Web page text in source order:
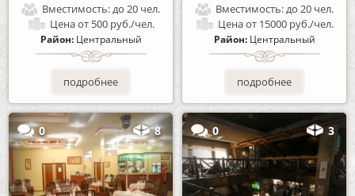
Вместимость:до 20 чел.
Ценаот 500 руб./чел.
Район: Центральный
подробнее
Вместимость:до 20 чел.
Ценаот 15000 руб./чел.
Район: Центральный
подробнее
0 8 0 3